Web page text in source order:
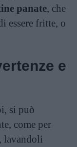
panate, che
essere fritte, o
e
si può
come per
lavandoli